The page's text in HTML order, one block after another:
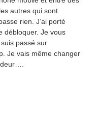
autres qui sont
rien. J’ai porté
débloquer. Je vous
passé sur
Je vais même changer